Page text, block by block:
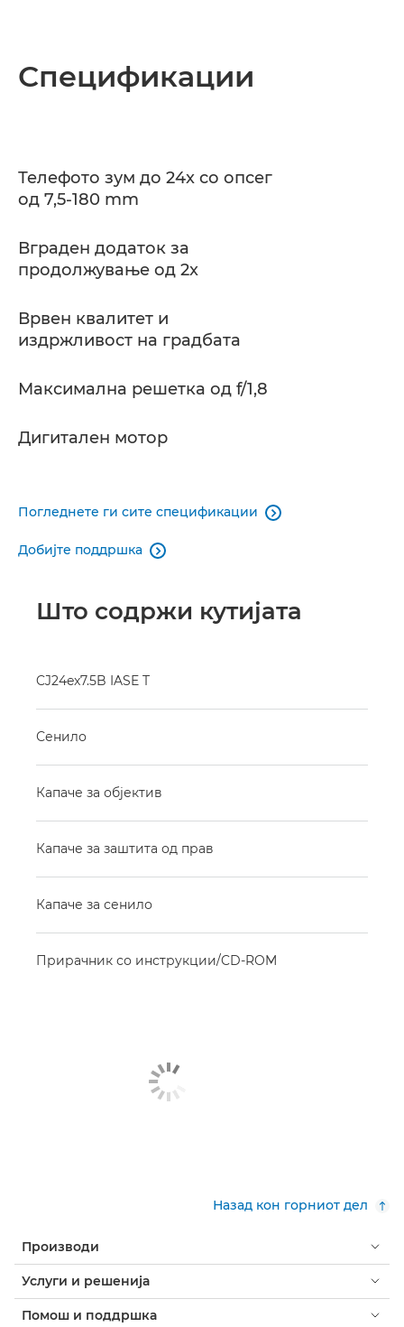
Спецификации
Телефото зум до 24x со опсег
од 7,5-180 mm
Вграден додаток за
продолжување од 2x
Врвен квалитет и
издржливост на градбата
Максимална решетка од f/1,8
Дигитален мотор
Погледнете ги сите спецификации 
Добијте поддршка 
Што содржи кутијата
CJ24ex7.5B IASE T
Сенило
Капаче за објектив
Капаче за заштита од прав
Капаче за сенило
Прирачник со инструкции/CD-ROM
Назад кон горниот дел
Производи
Услуги и решенија
Помош и поддршка